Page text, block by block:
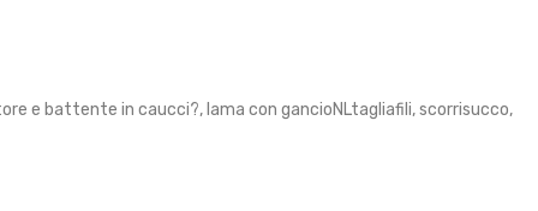
e battente in caucci?, lama con gancioNLtagliafili, scorrisucco,